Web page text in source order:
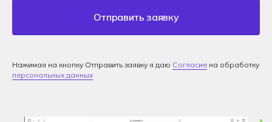
Отправить заявку
Нажимая на кнопку Отправить заявку я даю Согласие на обработку
персональных данных